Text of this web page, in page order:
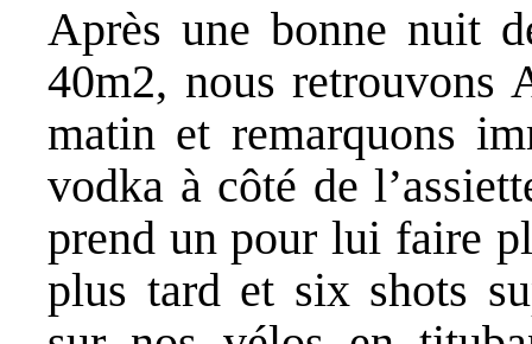
Après une bonne nuit
40m2, nous retrouvons
matin et remarquons
vodka à côté de
prend un pour lui faire
plus tard et six shots